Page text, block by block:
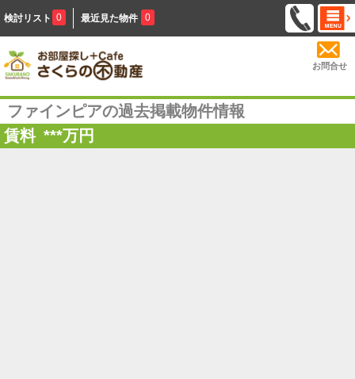
検討リスト 0 最近見た物件 0
お問合せ
ファインピアの過去掲載物件情報
賃料 ***万円